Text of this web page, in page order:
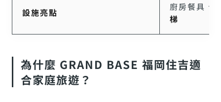
設施亮點
廚房餐具、
梯
為什麼 GRAND BASE 福岡住吉適
合家庭旅遊？